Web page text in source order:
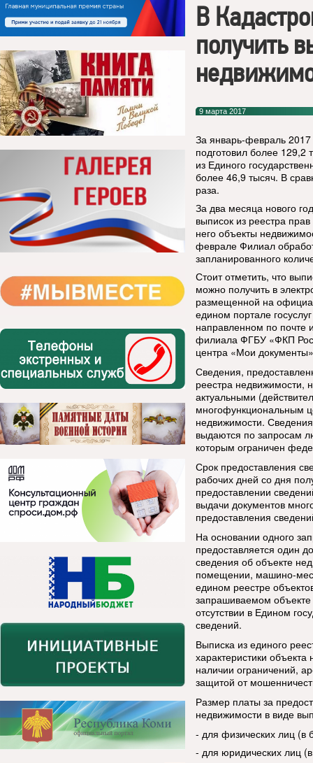
В
получить
9 марта 2017
За январь-февраль
подготовил более 129,2
из Единого
более 46,9 тысяч. В
раза.
За два месяца нового
выписок из реестра
него объекты
феврале Филиал
запланированного
Стоит отметить, что
можно получить в
размещенной на
едином портале
направленном по почте
филиала ФГБУ «ФКП
центра «Мои
Сведения,
реестра недвижимости,
актуальными
многофункциональным
недвижимости.
выдаются по запросам
которым ограничен
Срок предоставления
рабочих дней со дня
предоставлении
выдачи документов
предоставления
На основании одного
предоставляется один
сведения об объекте
помещении, машино-
едином реестре
запрашиваемом
отсутствии в Едином
сведений.
Выписка из единого
характеристики
наличии ограничений,
защитой от
Размер платы за
недвижимости в виде
- для физических лиц (в
- для юридических лиц